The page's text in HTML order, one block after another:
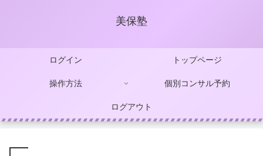
美保塾
ログイン トップページ
操作方法 個別コンサル予約
ログアウト